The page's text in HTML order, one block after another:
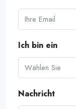
Ich bin ein
Wählen Sie
Nachricht